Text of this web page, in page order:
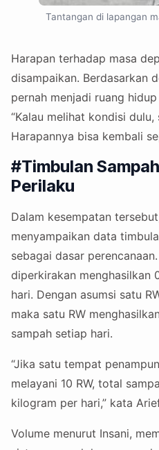
Tantangan di lapangan
Harapan terhadap masa
disampaikan. Berdasarkan
pernah menjadi ruang
“Kalau melihat kondisi
Harapannya bisa kembali
#Timbulan
Perilaku
Dalam kesempatan
menyampaikan data
sebagai dasar
diperkirakan menghasilkan
hari. Dengan asumsi satu
maka satu RW
sampah setiap hari.
“Jika satu tempat
melayani 10 RW, total
kilogram per hari,” kata
Volume menurut Insani,